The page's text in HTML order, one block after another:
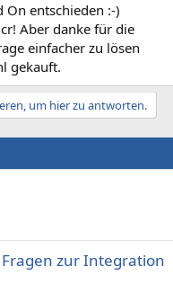
entschieden :-)
Aber danke für die
einfacher zu lösen
gekauft.
um hier zu antworten.
zur Integration